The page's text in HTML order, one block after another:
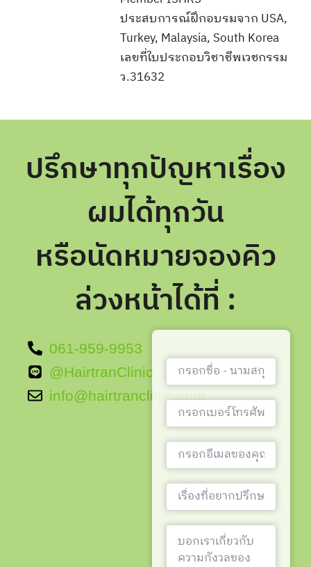
ประสบการณ์ฝึกอบรมจาก USA,
Turkey, Malaysia, South Korea
เลขที่ใบประกอบวิชาชีพเวชกรรม
ว.31632
ปรึกษาทุกปัญหาเรื่อง
ผมได้ทุกวัน
หรือนัดหมายจองคิว
ล่วงหน้าได้ที่ :
061-959-9953
@HairtranClinic
info@hairtranclinic.com